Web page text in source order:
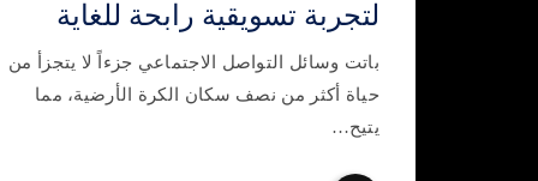
لتجربة تسويقية رابحة للغاية
باتت وسائل التواصل الاجتماعي جزءاً لا يتجزأ من
حياة أكثر من نصف سكان الكرة الأرضية، مما
يتيح…